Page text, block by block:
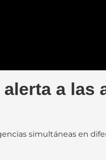
a las
simultáneas en